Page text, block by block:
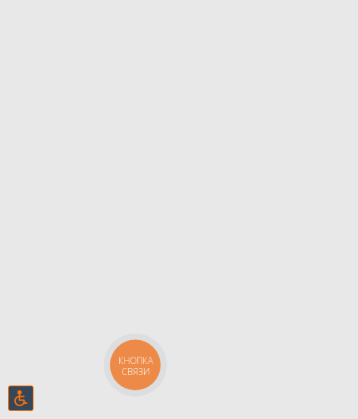
КНОПКА
СВЯЗИ